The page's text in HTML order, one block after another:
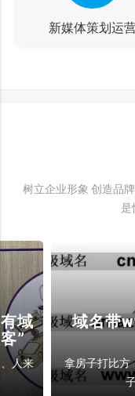
新媒体策划运
树立企业形象 创造品
是
区
这栋房
2025年
即将到来的